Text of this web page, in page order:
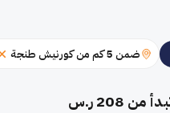
ضمن 5 كم من كورنيش طنجة
208 ر.س